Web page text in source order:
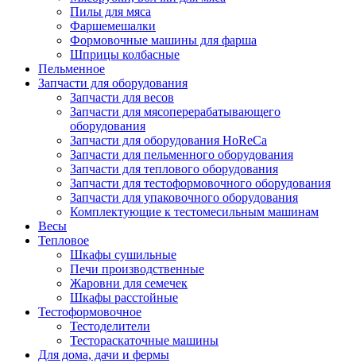
Пилы для мяса
Фаршемешалки
Формовочные машины для фарша
Шприцы колбасные
Пельменное
Запчасти для оборудования
Запчасти для весов
Запчасти для мясоперерабатывающего
оборудования
Запчасти для оборудования HoReCa
Запчасти для пельменного оборудования
Запчасти для теплового оборудования
Запчасти для тестоформовочного оборудования
Запчасти для упаковочного оборудования
Комплектующие к тестомесильным машинам
Весы
Тепловое
Шкафы сушильные
Печи производственные
Жаровни для семечек
Шкафы расстойные
Тестоформовочное
Тестоделители
Тестораскаточные машины
Для дома, дачи и фермы